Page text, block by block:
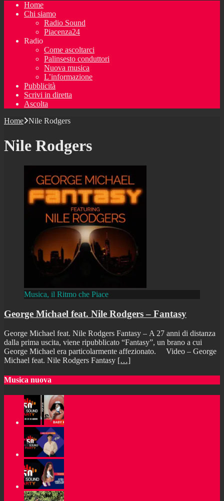
Home
Chi siamo
Radio Sound
Piacenza24
Radio
Come ascoltarci
Palinsesto conduttori
Nuova musica
L’informazione
Pubblicità
Scrivi in diretta
Ascolta
Home Nile Rodgers
Nile Rodgers
Musica, il Ritmo che Piace
George Michael feat. Nile Rodgers – Fantasy
George Michael feat. Nile Rodgers Fantasy – A 27 anni di distanza
dalla prima uscita, viene ripubblicato “Fantasy”, un brano a cui
George Michael era particolarmente affezionato. Video – George
Michael feat. Nile Rodgers Fantasy […]
Musica nuova